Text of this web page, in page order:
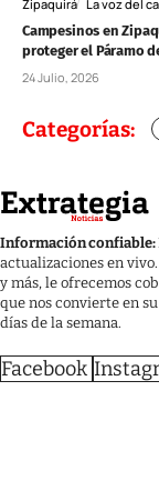
Zipaquirá La voz del
Campesinos en
proteger el Páramo
24 Julio, 2026
Categorías:
Información confiable:
actualizaciones en
y más, le ofrecemos
que nos convierte en
días de la semana.
Facebook